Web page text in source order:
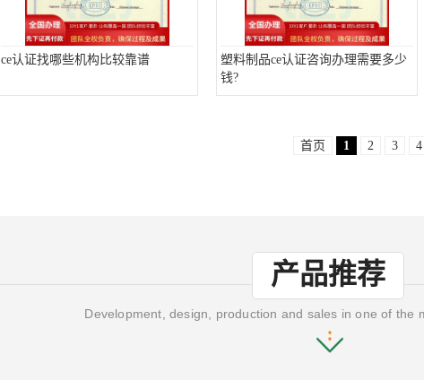
ce认证找哪些机构比较靠谱
塑料制品ce认证咨询办理需要多少
钱?
首页 1 2 3 4
产品推荐
Development, design, production and sales in one of the